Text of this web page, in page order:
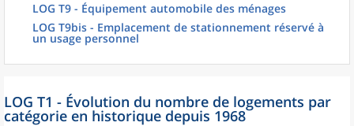
LOG T9 - Équipement automobile des ménages
LOG T9bis - Emplacement de stationnement réservé à
un usage personnel
LOG T1 - Évolution du nombre de logements par
catégorie en historique depuis 1968